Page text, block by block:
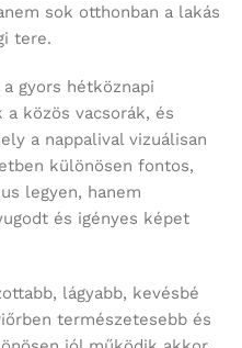
sok otthonban a lakás
tere.
gyors hétköznapi
közös vacsorák, és
a nappalival vizuálisan
különösen fontos,
legyen, hanem
és igényes képet
lágyabb, kevésbé
természetesebb és